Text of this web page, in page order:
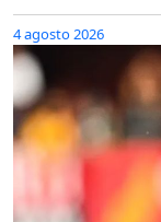
4 agosto 2026